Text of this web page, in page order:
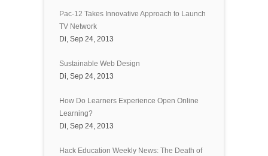
Pac-12 Takes Innovative Approach to Launch
TV Network
Di, Sep 24, 2013
Sustainable Web Design
Di, Sep 24, 2013
How Do Learners Experience Open Online
Learning?
Di, Sep 24, 2013
Hack Education Weekly News: The Death of